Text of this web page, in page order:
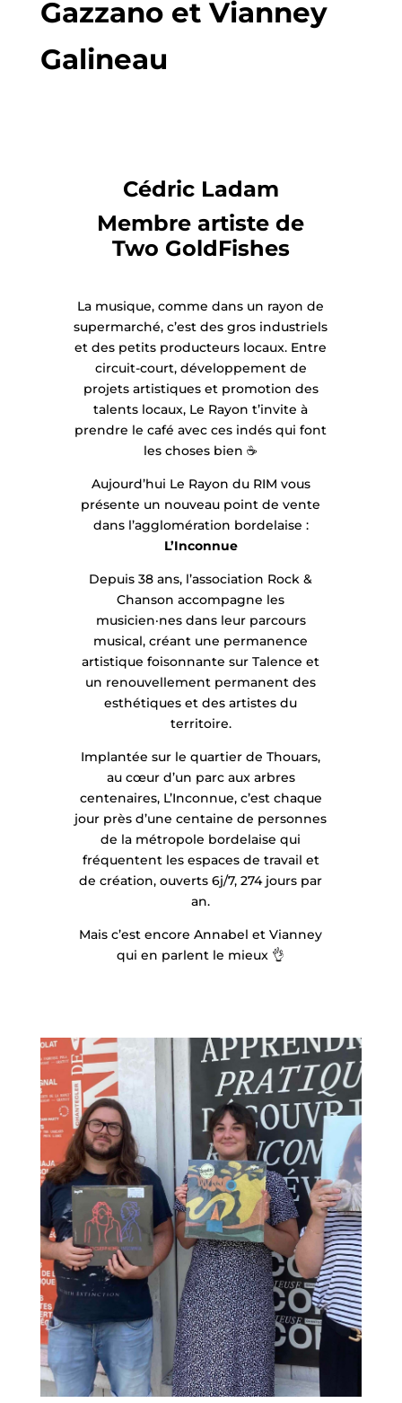
Gazzano et Vianney
Galineau
Cédric Ladam
Membre artiste de
Two GoldFishes
La musique, comme dans un rayon de
supermarché, c’est des gros industriels
et des petits producteurs locaux. Entre
circuit-court, développement de
projets artistiques et promotion des
talents locaux, Le Rayon t’invite à
prendre le café avec ces indés qui font
les choses bien ☕️
Aujourd’hui Le Rayon du RIM vous
présente un nouveau point de vente
dans l’agglomération bordelaise :
L’Inconnue
Depuis 38 ans, l’association Rock &
Chanson accompagne les
musicien·nes dans leur parcours
musical, créant une permanence
artistique foisonnante sur Talence et
un renouvellement permanent des
esthétiques et des artistes du
territoire.
Implantée sur le quartier de Thouars,
au cœur d’un parc aux arbres
centenaires, L’Inconnue, c’est chaque
jour près d’une centaine de personnes
de la métropole bordelaise qui
fréquentent les espaces de travail et
de création, ouverts 6j/7, 274 jours par
an.
Mais c’est encore Annabel et Vianney
qui en parlent le mieux 👌